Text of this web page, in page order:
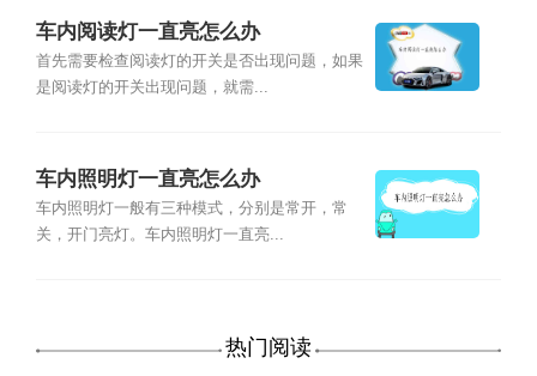
车内阅读灯一直亮怎么办
首先需要检查阅读灯的开关是否出现问题，如果
是阅读灯的开关出现问题，就需...
车内照明灯一直亮怎么办
车内照明灯一般有三种模式，分别是常开，常
关，开门亮灯。车内照明灯一直亮...
热门阅读